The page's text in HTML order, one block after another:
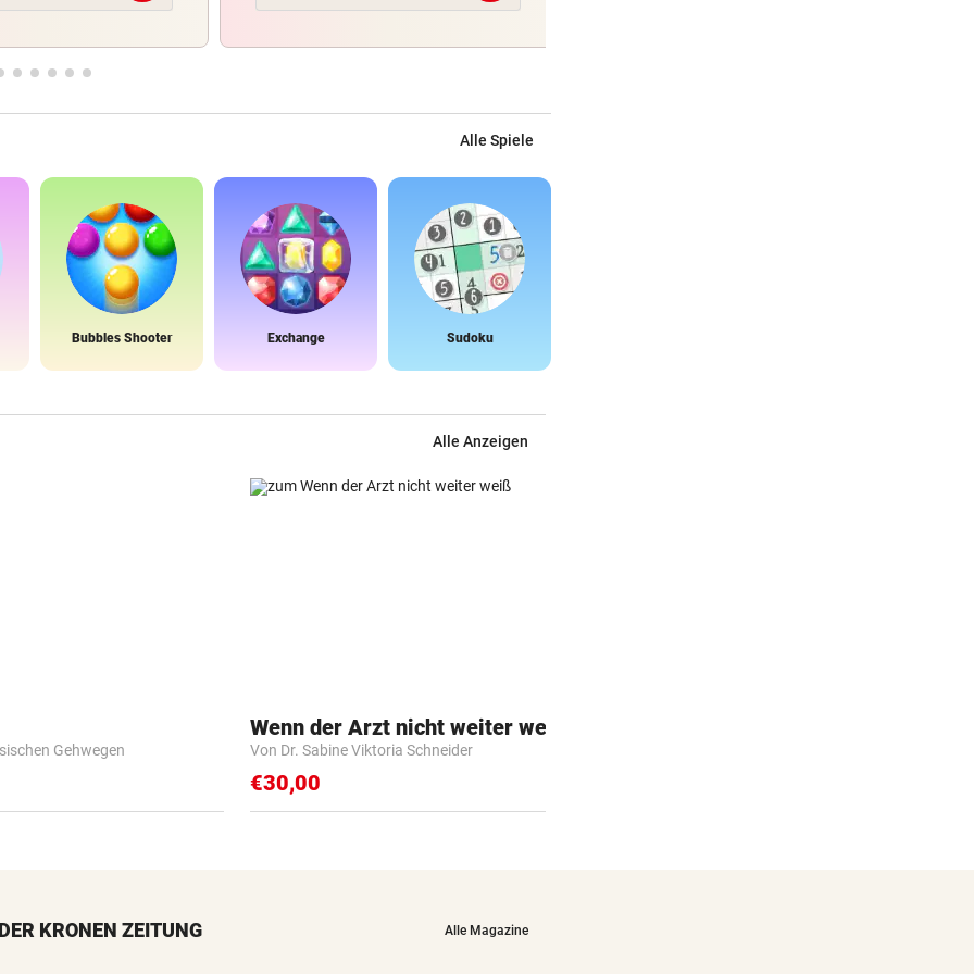
Alle Spiele
Bubbles Shooter Exchange Sudoku
Alle Anzeigen
Gehwegen
Wenn der Arzt nicht weiter weiß
Von Dr. Sabine Viktoria Schneider
€30,00
KRONEN ZEITUNG Alle Magazine